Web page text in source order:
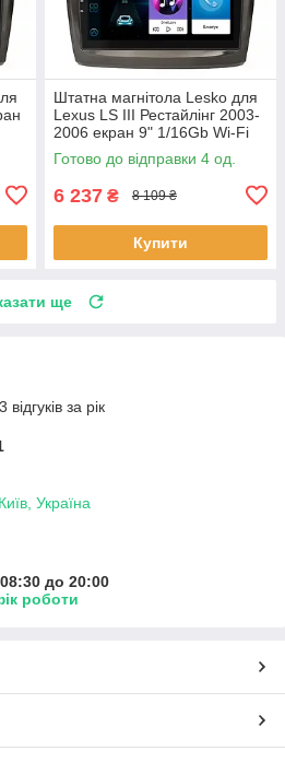
Штатна магнітола Lesko для
Lexus LS III Рестайлінг 2003-
2006 екран 9" 1/16Gb Wi-Fi
GPS Base 4 шт.
Готово до відправки 4 од.
6 237 ₴ 8 109 ₴
Купити
ще
за рік
Україна
до 20:00
роботи